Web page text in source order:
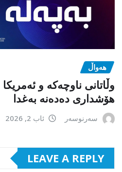
هەواڵ
وڵاتانی ناوچەکە و ئەمریکا
هۆشداری دەدەنە بەغدا
سەرنوسەر ئاب 2, 2026
LEAVE A REPLY